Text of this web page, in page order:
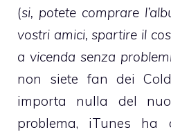
(si, potete comprare
vostri amici, spartire il
a vicenda senza
non siete fan dei
importa nulla del
problema, iTunes ha